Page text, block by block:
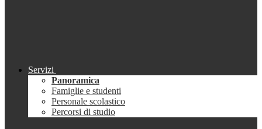
Servizi
Panoramica
Famiglie e studenti
Personale scolastico
Percorsi di studio